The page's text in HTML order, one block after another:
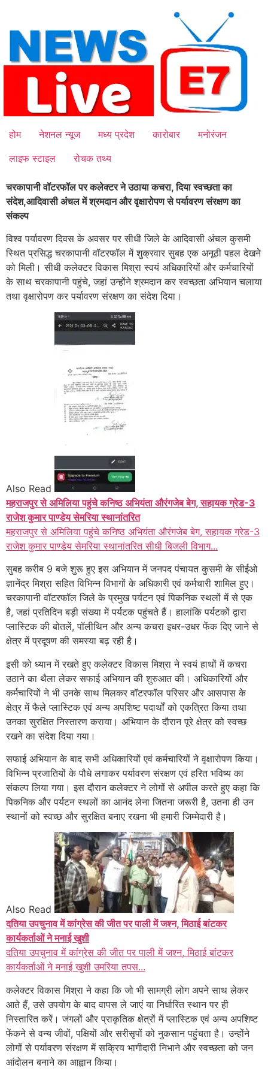
content
होम नेशनल न्यूज मध्य प्रदेश कारोबार
मनोरंजन
लाइफ स्टाइल
रोचक तथ्य
चरकापानी वॉटरफॉल पर कलेक्टर ने उठाया कचरा, दिया स्वच्छता का
संदेश,आदिवासी अंचल में श्रमदान और वृक्षारोपण से पर्यावरण संरक्षण का
संकल्प
विश्व पर्यावरण दिवस के अवसर पर सीधी जिले के आदिवासी अंचल कुसमी
स्थित प्रसिद्ध चरकापानी वॉटरफॉल में शुक्रवार सुबह एक अनूठी पहल देखने
को मिली। सीधी कलेक्टर विकास मिश्रा स्वयं अधिकारियों और कर्मचारियों
के साथ चरकापानी पहुंचे, जहां उन्होंने श्रमदान कर स्वच्छता अभियान चलाया
तथा वृक्षारोपण कर पर्यावरण संरक्षण का संदेश दिया।
Also Read
महराजपुर से अमिलिया पहुंचे कनिष्ठ अभियंता औरंगजेब बेग, सहायक ग्रेड-3
राजेश कुमार पाण्डेय सेमरिया स्थानांतरित
महराजपुर से अमिलिया पहुंचे कनिष्ठ अभियंता औरंगजेब बेग, सहायक ग्रेड-3
राजेश कुमार पाण्डेय सेमरिया स्थानांतरित सीधी बिजली विभाग...
सुबह करीब 9 बजे शुरू हुए इस अभियान में जनपद पंचायत कुसमी के सीईओ
ज्ञानेंद्र मिश्रा सहित विभिन्न विभागों के अधिकारी एवं कर्मचारी शामिल हुए।
चरकापानी वॉटरफॉल जिले के प्रमुख पर्यटन एवं पिकनिक स्थलों में से एक
है, जहां प्रतिदिन बड़ी संख्या में पर्यटक पहुंचते हैं। हालांकि पर्यटकों द्वारा
प्लास्टिक की बोतलें, पॉलीथिन और अन्य कचरा इधर-उधर फेंक दिए जाने से
क्षेत्र में प्रदूषण की समस्या बढ़ रही है।
इसी को ध्यान में रखते हुए कलेक्टर विकास मिश्रा ने स्वयं हाथों में कचरा
उठाने का थैला लेकर सफाई अभियान की शुरुआत की। अधिकारियों और
कर्मचारियों ने भी उनके साथ मिलकर वॉटरफॉल परिसर और आसपास के
क्षेत्र में फैले प्लास्टिक एवं अन्य अपशिष्ट पदार्थों को एकत्रित किया तथा
उनका सुरक्षित निस्तारण कराया। अभियान के दौरान पूरे क्षेत्र को स्वच्छ
रखने का संदेश दिया गया।
सफाई अभियान के बाद सभी अधिकारियों एवं कर्मचारियों ने वृक्षारोपण किया।
विभिन्न प्रजातियों के पौधे लगाकर पर्यावरण संरक्षण एवं हरित भविष्य का
संकल्प लिया गया। इस दौरान कलेक्टर ने लोगों से अपील करते हुए कहा कि
पिकनिक और पर्यटन स्थलों का आनंद लेना जितना जरूरी है, उतना ही उन
स्थानों को स्वच्छ और सुरक्षित बनाए रखना भी हमारी जिम्मेदारी है।
Also Read
दतिया उपचुनाव में कांग्रेस की जीत पर पाली में जश्न, मिठाई बांटकर
कार्यकर्ताओं ने मनाई खुशी
दतिया उपचुनाव में कांग्रेस की जीत पर पाली में जश्न, मिठाई बांटकर
कार्यकर्ताओं ने मनाई खुशी उमरिया तपस...
कलेक्टर विकास मिश्रा ने कहा कि जो भी सामग्री लोग अपने साथ लेकर
आते हैं, उसे उपयोग के बाद वापस ले जाएं या निर्धारित स्थान पर ही
निस्तारित करें। जंगलों और प्राकृतिक क्षेत्रों में प्लास्टिक एवं अन्य अपशिष्ट
फेंकने से वन्य जीवों, पक्षियों और सरीसृपों को नुकसान पहुंचता है। उन्होंने
लोगों से पर्यावरण संरक्षण में सक्रिय भागीदारी निभाने और स्वच्छता को जन
आंदोलन बनाने का आह्वान किया।